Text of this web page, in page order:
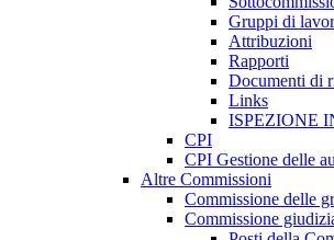
Gruppi di
Attribuzioni
Rapporti
Documenti di
Links
ISPEZIONE
CPI
CPI Gestione delle
Altre Commissioni
Commissione delle
Commissione